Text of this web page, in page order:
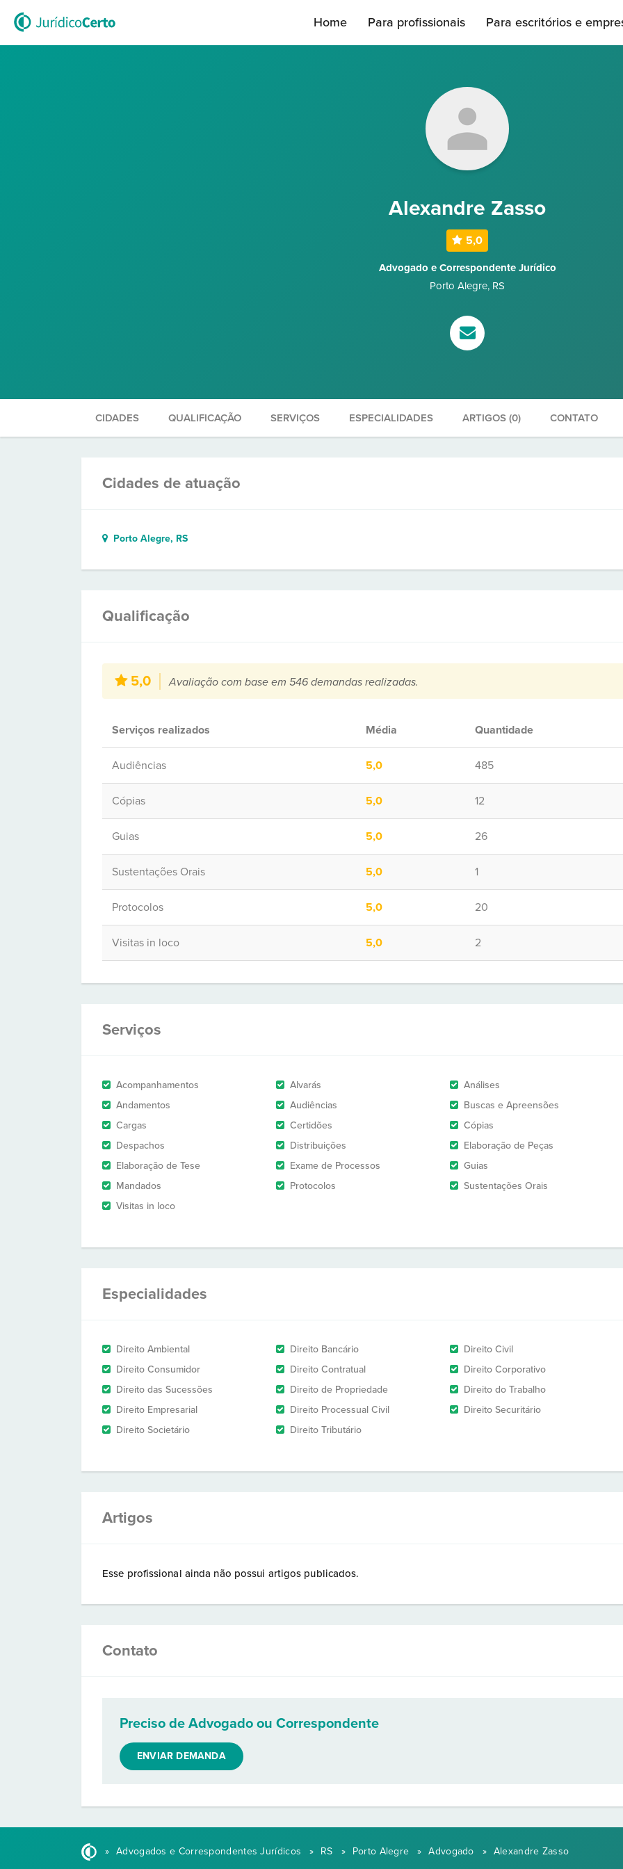
Home Para profissionais Para escritórios e
Alexandre Zasso
5,0
Advogado e Correspondente Jurídico
Porto Alegre, RS
CIDADES QUALIFICAÇÃO SERVIÇOS ESPECIALIDADES ARTIGOS (0) CONTATO
Cidades de atuação
Porto Alegre, RS
Qualificação
5,0 Avaliação com base em 546 demandas realizadas.
Serviços realizados Média Quantidade
Audiências 5,0 485
Cópias 5,0 12
Guias 5,0 26
Sustentações Orais 5,0 1
Protocolos 5,0 20
Visitas in loco 5,0 2
Serviços
Acompanhamentos Alvarás
Análises
Andamentos
Audiências
Buscas e Apreensões
Cargas
Certidões
Cópias
Despachos
Distribuições
Elaboração de Peças
Elaboração de Tese
Exame de Processos
Guias
Mandados
Protocolos
Sustentações Orais
Visitas in loco
Especialidades
Direito Ambiental Direito Bancário
Direito Civil
Direito Consumidor
Direito Contratual
Direito Corporativo
Direito das Sucessões
Direito de Propriedade
Direito do Trabalho
Direito Empresarial
Direito Processual Civil
Direito Securitário
Direito Societário
Direito Tributário
Artigos
Esse profissional ainda não possui artigos publicados.
Contato
Preciso de Advogado ou Correspondente
ENVIAR DEMANDA
» Advogados e Correspondentes Jurídicos » RS » Porto Alegre » Advogado » Alexandre Zasso